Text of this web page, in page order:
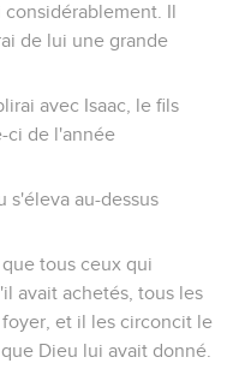
Il
de lui une grande
avec Isaac, le fils
ci de l'année
s'éleva au-dessus
tous ceux qui
avait achetés, tous les
et il les circoncit le
Dieu lui avait donné.